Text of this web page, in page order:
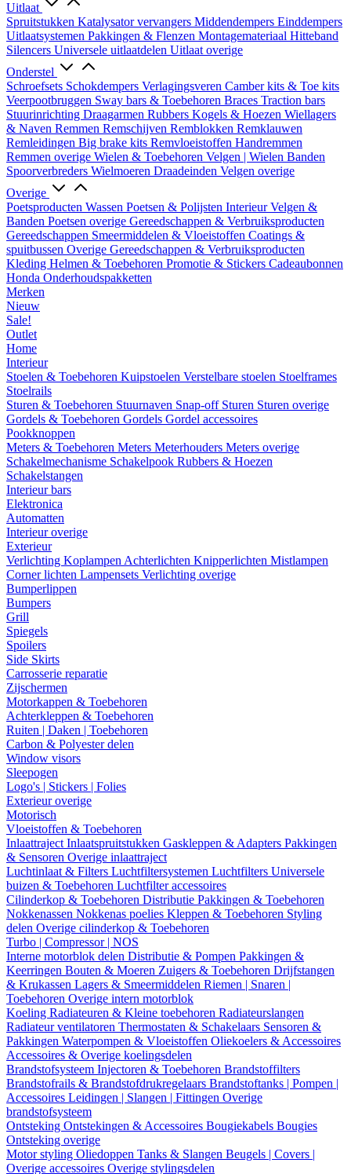
Uitlaat
Spruitstukken Katalysator vervangers Middendempers Einddempers
Uitlaatsystemen Pakkingen & Flenzen Montagemateriaal Hitteband
Silencers Universele uitlaatdelen Uitlaat overige
Onderstel
Schroefsets Schokdempers Verlagingsveren Camber kits & Toe kits
Veerpootbruggen Sway bars & Toebehoren Braces Traction bars
Stuurinrichting Draagarmen Rubbers Kogels & Hoezen Wiellagers
& Naven Remmen Remschijven Remblokken Remklauwen
Remleidingen Big brake kits Remvloeistoffen Handremmen
Remmen overige Wielen & Toebehoren Velgen | Wielen Banden
Spoorverbreders Wielmoeren Draadeinden Velgen overige
Overige
Poetsproducten Wassen Poetsen & Polijsten InterieurVelgen &
Banden Poetsen overige Gereedschappen & Verbruiksproducten
Gereedschappen Smeermiddelen & Vloeistoffen Coatings &
spuitbussen Overige Gereedschappen & Verbruiksproducten
Kleding Helmen & Toebehoren Promotie & Stickers Cadeaubonnen
Honda Onderhoudspakketten
Merken
Nieuw
Sale!
Outlet
Home
Interieur
Stoelen & Toebehoren Kuipstoelen Verstelbare stoelen Stoelframes
Stoelrails
Sturen & Toebehoren Stuurnaven Snap-off Sturen Sturen overige
Gordels & Toebehoren Gordels Gordel accessoires
Pookknoppen
Meters & Toebehoren Meters Meterhouders Meters overige
Schakelmechanisme Schakelpook Rubbers & Hoezen
Schakelstangen
Interieur bars
Elektronica
Automatten
Interieur overige
Exterieur
Verlichting Koplampen Achterlichten Knipperlichten Mistlampen
Corner lichten Lampensets Verlichting overige
Bumperlippen
Bumpers
Grill
Spiegels
Spoilers
Side Skirts
Carrosserie reparatie
Zijschermen
Motorkappen & Toebehoren
Achterkleppen & Toebehoren
Ruiten | Daken | Toebehoren
Carbon & Polyester delen
Window visors
Sleepogen
Logo's | Stickers | Folies
Exterieur overige
Motorisch
Vloeistoffen & Toebehoren
Inlaattraject Inlaatspruitstukken Gaskleppen & Adapters Pakkingen
& Sensoren Overige inlaattraject
Luchtinlaat & Filters Luchtfiltersystemen Luchtfilters Universele
buizen & Toebehoren Luchtfilter accessoires
Cilinderkop & Toebehoren Distributie Pakkingen & Toebehoren
Nokkenassen Nokkenas poelies Kleppen & Toebehoren Styling
delen Overige cilinderkop & Toebehoren
Turbo | Compressor | NOS
Interne motorblok delen Distributie & Pompen Pakkingen &
Keerringen Bouten & Moeren Zuigers & Toebehoren Drijfstangen
& Krukassen Lagers & Smeermiddelen Riemen | Snaren |
Toebehoren Overige intern motorblok
Koeling Radiateuren & Kleine toebehoren Radiateurslangen
Radiateur ventilatoren Thermostaten & Schakelaars Sensoren &
Pakkingen Waterpompen & Vloeistoffen Oliekoelers & Accessoires
Accessoires & Overige koelingsdelen
Brandstofsysteem Injectoren & Toebehoren Brandstoffilters
Brandstofrails & Brandstofdrukregelaars Brandstoftanks | Pompen |
Accessoires Leidingen | Slangen | Fittingen Overige
brandstofsysteem
Ontsteking Ontstekingen & Accessoires Bougiekabels Bougies
Ontsteking overige
Motor styling Oliedoppen Tanks & Slangen Beugels | Covers |
Overige accessoires Overige stylingsdelen